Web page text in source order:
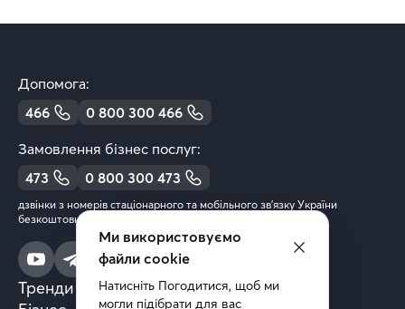
Допомога:
466
0 800 300 466
Замовлення бізнес послуг:
473
0 800 300 473
дзвінки з номерів стаціонарного та мобільного зв’язку України
безкоштовні
Тренди та аналітика
Ми використовуємо
файли cookie
Натисніть Погодитися, щоб ми
могли підібрати для вас